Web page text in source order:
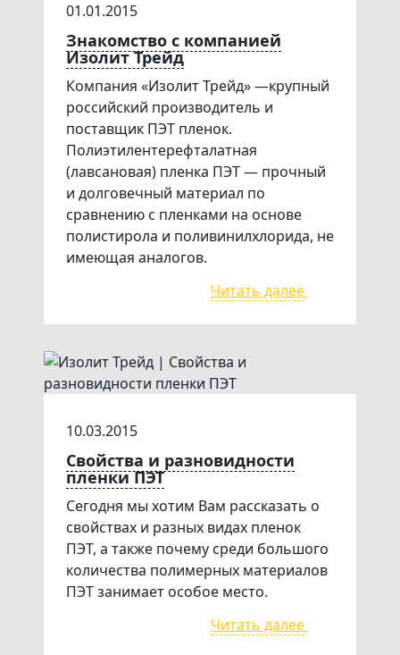
01.01.2015
Знакомство с компанией
Изолит Трейд
Компания «Изолит Трейд» —крупный
российский производитель и
поставщик ПЭТ пленок.
Полиэтилентерефталатная
(лавсановая) пленка ПЭТ — прочный
и долговечный материал по
сравнению с пленками на основе
полистирола и поливинилхлорида, не
имеющая аналогов.
Читать далее
10.03.2015
Свойства и разновидности
пленки ПЭТ
Сегодня мы хотим Вам рассказать о
свойствах и разных видах пленок
ПЭТ, а также почему среди большого
количества полимерных материалов
ПЭТ занимает особое место.
Читать далее